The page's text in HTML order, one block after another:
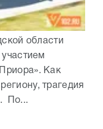
области
Как
трагедия
По...